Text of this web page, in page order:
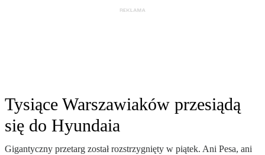
Tysiące Warszawiaków przesiądą
się do Hyundaia
Gigantyczny przetarg został rozstrzygnięty w piątek. Ani Pesa, ani